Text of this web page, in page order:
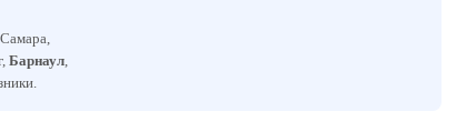
Барнаул,